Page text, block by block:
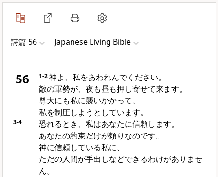
詩篇 56 Japanese Living Bible
56 1-2神よ、私をあわれんでください。
敵の軍勢が、夜も昼も押し寄せて来ます。
尊大にも私に襲いかかって、
私を制圧しようとしています。
3-4
恐れるとき、私はあなたに信頼します。
あなたの約束だけが頼りなのです。
神に信頼している私に、
ただの人間が手出しなどできるわけがありませ
ん。